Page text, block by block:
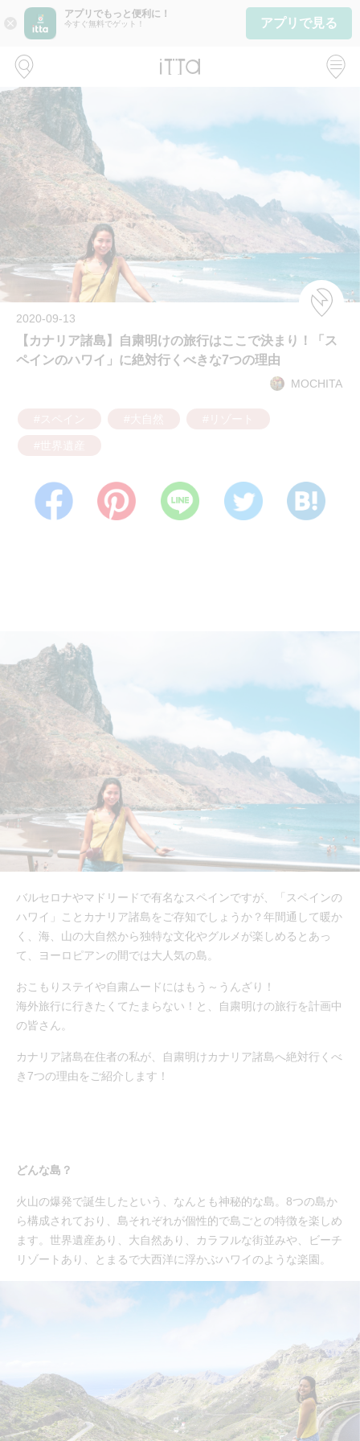
close
アプリでもっと便利に！
今すぐ無料でゲット！ アプリで見る
2020-09-13
【カナリア諸島】自粛明けの旅行はここで決まり！「ス
ペインのハワイ」に絶対行くべきな7つの理由
MOCHITA
バルセロナやマドリードで有名なスペインですが、「スペインの
ハワイ」ことカナリア諸島をご存知でしょうか？年間通して暖か
く、海、山の大自然から独特な文化やグルメが楽しめるとあっ
て、ヨーロピアンの間では大人気の島。
おこもりステイや自粛ムードにはもう～うんざり！
海外旅行に行きたくてたまらない！と、自粛明けの旅行を計画中
の皆さん。
カナリア諸島在住者の私が、自粛明けカナリア諸島へ絶対行くべ
き7つの理由をご紹介します！
どんな島？
火山の爆発で誕生したという、なんとも神秘的な島。8つの島か
ら構成されており、島それぞれが個性的で島ごとの特徴を楽しめ
ます。世界遺産あり、大自然あり、カラフルな街並みや、ビーチ
リゾートあり、とまるで大西洋に浮かぶハワイのような楽園。